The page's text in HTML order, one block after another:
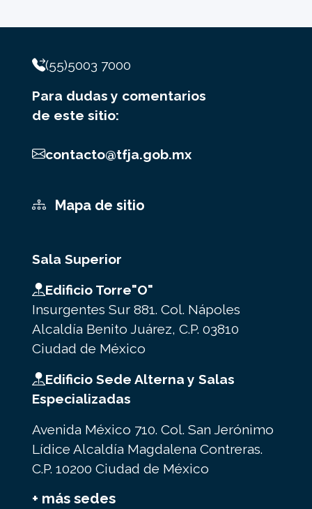
(55)5003 7000
Para dudas y comentarios
de este sitio:
contacto@tfja.gob.mx
Mapa de sitio
Sala Superior
Edificio Torre"O"
Insurgentes Sur 881. Col. Nápoles
Alcaldía Benito Juárez, C.P. 03810
Ciudad de México
Edificio Sede Alterna y Salas
Especializadas
Avenida México 710. Col. San Jerónimo
Lídice Alcaldía Magdalena Contreras.
C.P. 10200 Ciudad de México
+ más sedes